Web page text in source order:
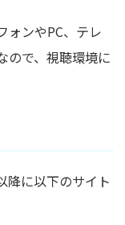
ォンやPC、テレ
ので、視聴環境に
降に以下のサイト